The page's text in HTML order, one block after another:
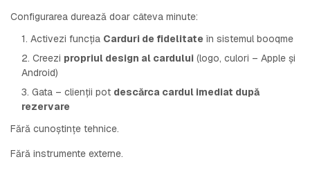
Configurarea durează doar câteva minute:
1. Activezi funcția Carduri de fidelitate în sistemul booqme
2. Creezi propriul design al cardului (logo, culori – Apple și
Android)
3. Gata – clienții pot descărca cardul imediat după
rezervare
Fără cunoștințe tehnice.
Fără instrumente externe.